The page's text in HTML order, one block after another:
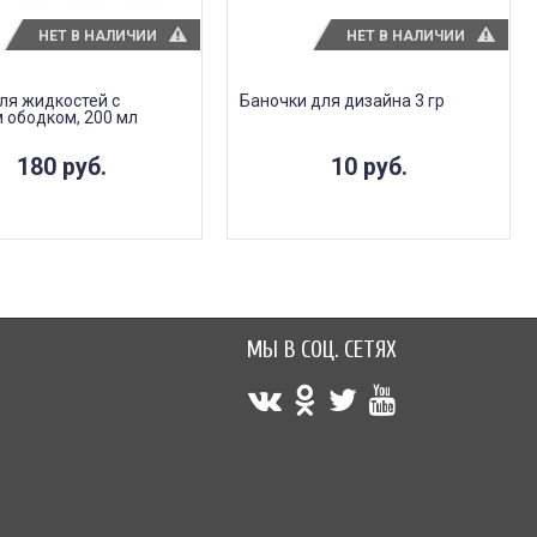
жидкостей с
ободком, 200 мл
180 руб.
НЕТ В НАЛИЧИИ
Баночки для дизайна 3 гр
10 руб.
НЕТ В НАЛИЧИИ
МЫ В СОЦ. СЕТЯХ